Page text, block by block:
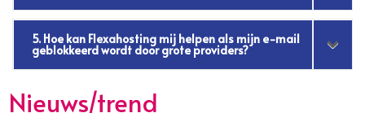
5. Hoe kan Flexahosting mij helpen als mijn e-mail
geblokkeerd wordt door grote providers?
Nieuws/trend